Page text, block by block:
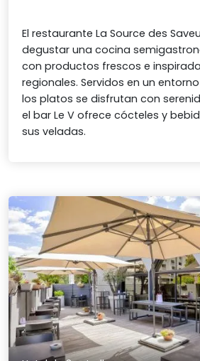
El restaurante La Source des
degustar una cocina
con productos frescos e
regionales. Servidos en un
los platos se disfrutan con
el bar Le V ofrece cócteles y
sus veladas.